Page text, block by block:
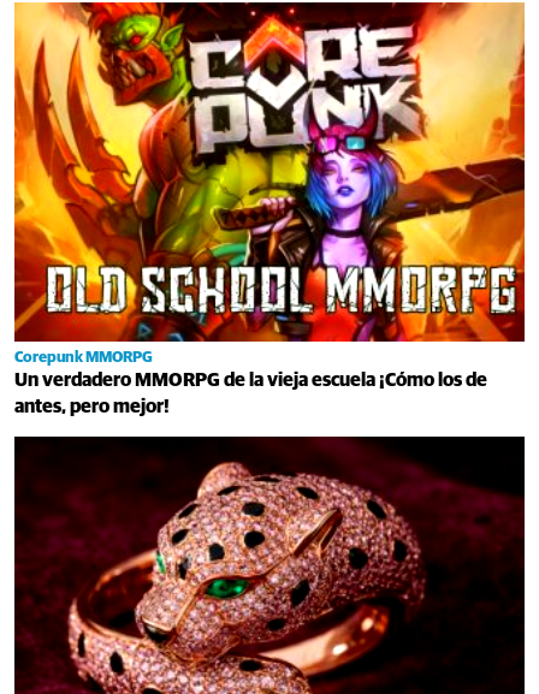
Corepunk MMORPG
Un verdadero MMORPG de la vieja escuela ¡Cómo los de
antes, pero mejor!